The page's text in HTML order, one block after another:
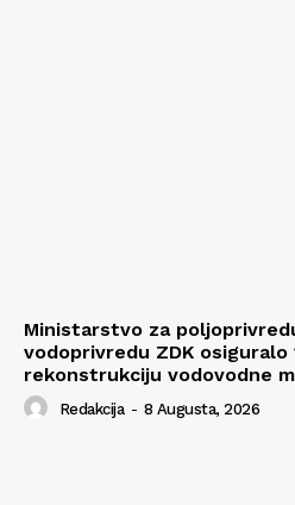
Ministarstvo za
vodoprivredu ZDK osiguralo
rekonstrukciju vodovodne
Redakcija - 8 Augusta, 2026